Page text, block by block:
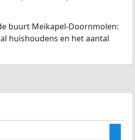
buurt Meikapel-Doornmolen:
huishoudens en het aantal